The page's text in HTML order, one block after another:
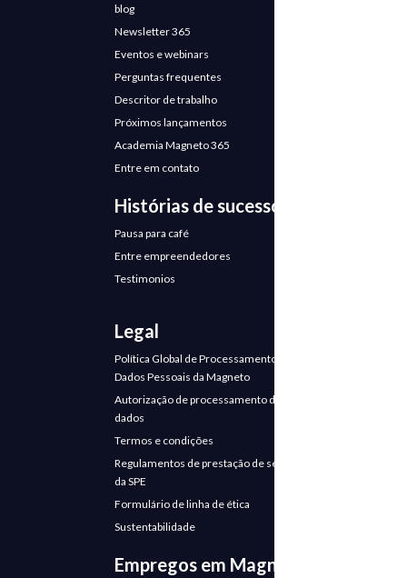
blog
Newsletter 365
Eventos e webinars
Perguntas frequentes
Descritor de trabalho
Próximos lançamentos
Academia Magneto 365
Entre em contato
Histórias de sucesso
Pausa para café
Entre empreendedores
Testimonios
Legal
Política Global de Processamento de
Dados Pessoais da Magneto
Autorização de processamento de
dados
Termos e condições
Regulamentos de prestação de serviços
da SPE
Formulário de linha de ética
Sustentabilidade
Empregos em Magneto